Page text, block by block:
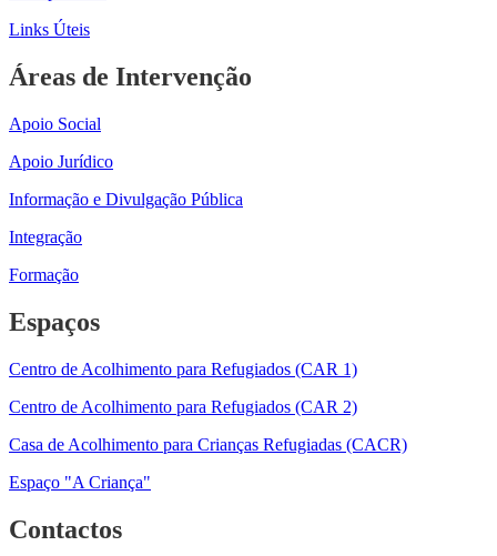
Links Úteis
Áreas de Intervenção
Apoio Social
Apoio Jurídico
Informação e Divulgação Pública
Integração
Formação
Espaços
Centro de Acolhimento para Refugiados (CAR 1)
Centro de Acolhimento para Refugiados (CAR 2)
Casa de Acolhimento para Crianças Refugiadas (CACR)
Espaço "A Criança"
Contactos